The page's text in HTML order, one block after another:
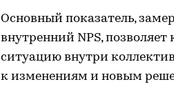
Основный показатель,
внутренний NPS,
ситуацию внутри
к изменениям и новым